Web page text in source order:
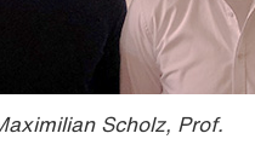
Scholz, Prof.